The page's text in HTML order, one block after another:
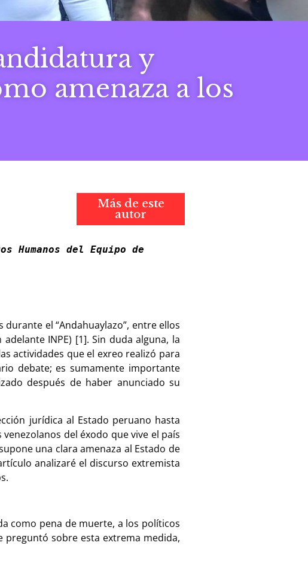
y
amenaza a los
Más de este
autor
Humanos del Equipo de
el “Andahuaylazo”, entre ellos
INPE) [1]. Sin duda alguna, la
actividades que el exreo realizó para
debate; es sumamente importante
después de haber anunciado su
jurídica al Estado peruano hasta
del éxodo que vive el país
una clara amenaza al Estado de
analizaré el discurso extremista
como pena de muerte, a los políticos
preguntó sobre esta extrema medida,